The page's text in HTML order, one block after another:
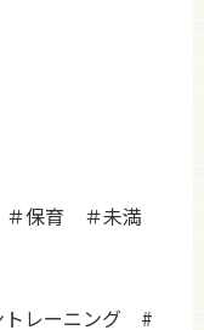
＃保育
＃未満
レーニング
#